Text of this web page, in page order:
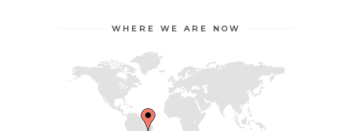
WHERE WE ARE NOW